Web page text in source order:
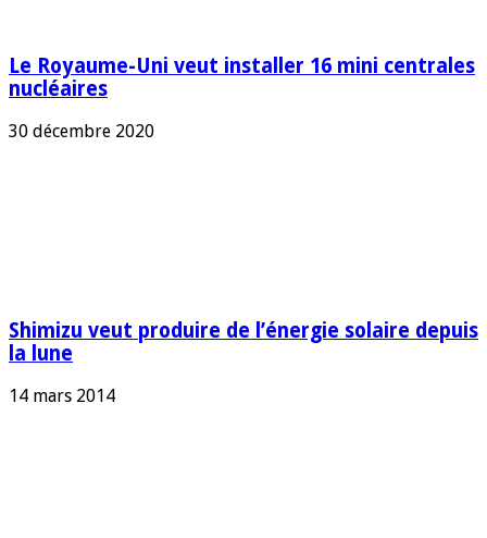
Le Royaume-Uni veut installer 16 mini centrales
nucléaires
30 décembre 2020
Shimizu veut produire de l’énergie solaire depuis
la lune
14 mars 2014